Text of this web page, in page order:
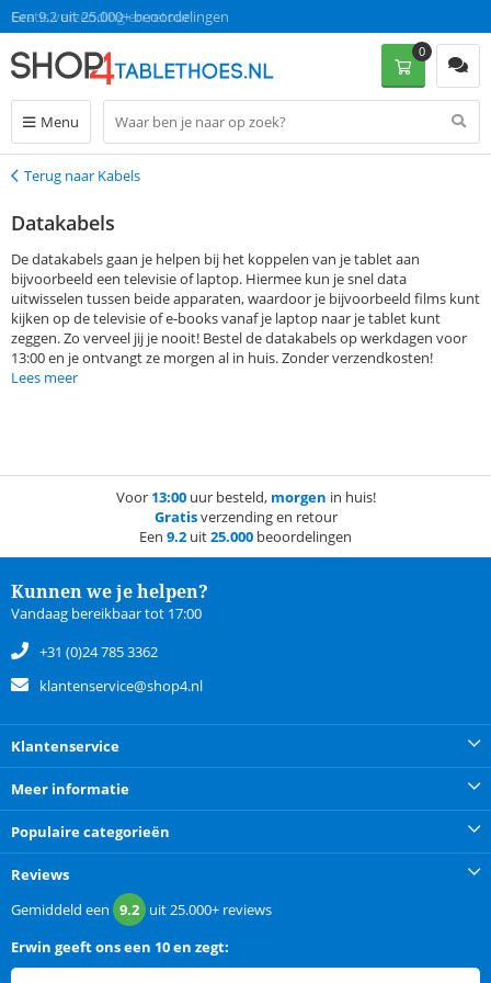
Gratis verzending en retour
Een 9.2 uit 25.000+ beoordelingen
Menu
0
Terug
Terug naar Kabels
Datakabels
De datakabels gaan je helpen bij het koppelen van je tablet aan
bijvoorbeeld een televisie of laptop. Hiermee kun je snel data
uitwisselen tussen beide apparaten, waardoor je bijvoorbeeld films kunt
kijken op de televisie of e-books vanaf je laptop naar je tablet kunt
zeggen. Zo verveel jij je nooit! Bestel de datakabels op werkdagen voor
13:00 en je ontvangt ze morgen al in huis. Zonder verzendkosten!
Lees meer
Voor 13:00uur besteld, morgen in huis!
Gratisverzending en retour
Een 9.2 uit25.000 beoordelingen
Kunnen we je helpen?
Vandaag bereikbaar tot 17:00
+31 (0)24 785 3362
klantenservice@shop4.nl
Klantenservice
Meer informatie
Populaire categorieën
Reviews
Gemiddeld een 9.2 uit25.000+ reviews
Erwin geeft ons een 10 en zegt: